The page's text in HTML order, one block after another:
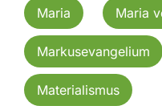
Maria Maria
Markusevangelium
Materialismus